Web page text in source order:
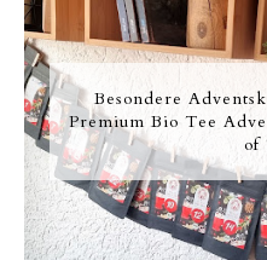
Besondere
Premium Bio Tee
of